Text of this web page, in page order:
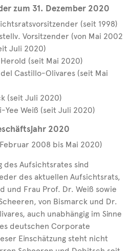
zum 31. Dezember 2020
(seit 1998)
Vorsitzender (von Mai 2002
Juli 2020)
(seit Mai 2020)
Castillo-Olivares (seit Mai
(seit Juli 2020)
Yee Weiß (seit Juli 2020)
2020
2008 bis Mai 2020)
des Aufsichtsrates sind
des aktuellen Aufsichtsrats,
und Frau Prof. Dr. Weiß sowie
von Bismarck und Dr.
auch unabhängig im Sinne
deutschen Corporate
Einschätzung steht nicht